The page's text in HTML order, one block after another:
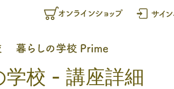
学校 - 講座詳細